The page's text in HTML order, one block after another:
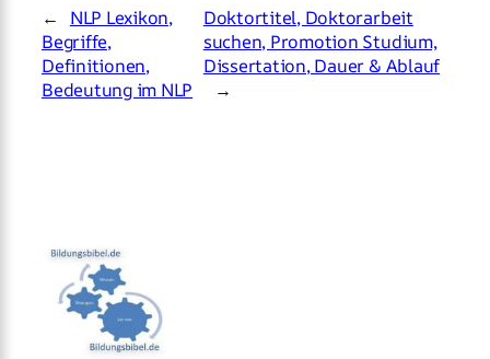
←
NLP Lexikon,
Begriffe,
Definitionen,
Bedeutung im NLP
Doktortitel, Doktorarbeit
suchen, Promotion Studium,
Dissertation, Dauer & Ablauf
→